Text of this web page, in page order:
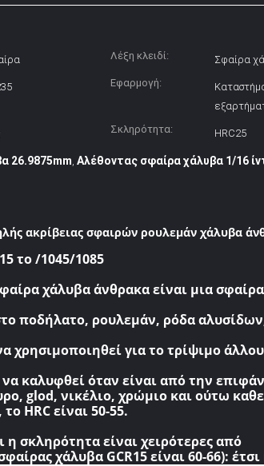
Λέξη κλειδί:
Σφαίρα
Εφαρμογή:
Σκληρότητα:
HRC25
26.9875mm, Αλέθοντας σφαίρα χάλυβα 1/16
ακρίβειας σφαιρών ρουλεμάν χάλυβα
το /1045/1085
χάλυβα άνθρακα είναι μια
ποδήλατο, ρουλεμάν, ρόδα
χρησιμοποιηθεί για το τρίψιμο
καλυφθεί όταν είναι από την
glod, νικέλιο, χρώμιο και ούτω
HRC είναι 50-55.
η σκληρότητα είναι χειρότερες από
χάλυβα GCR15 είναι 60-66):